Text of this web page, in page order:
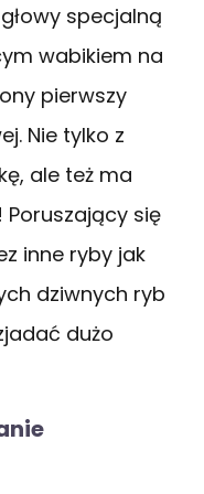
specjalną
wabikiem na
pierwszy
Nie tylko z
ale też ma
się
inne ryby jak
dziwnych ryb
dużo